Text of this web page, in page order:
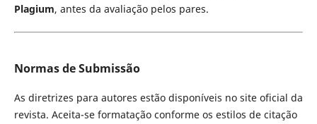
Plagium, antes da avaliação pelos pares.
Normas de Submissão
As diretrizes para autores estão disponíveis no site oficial da
revista. Aceita-se formatação conforme os estilos de citação